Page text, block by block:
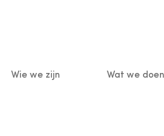
Main
Wie we zijn Wat we doen